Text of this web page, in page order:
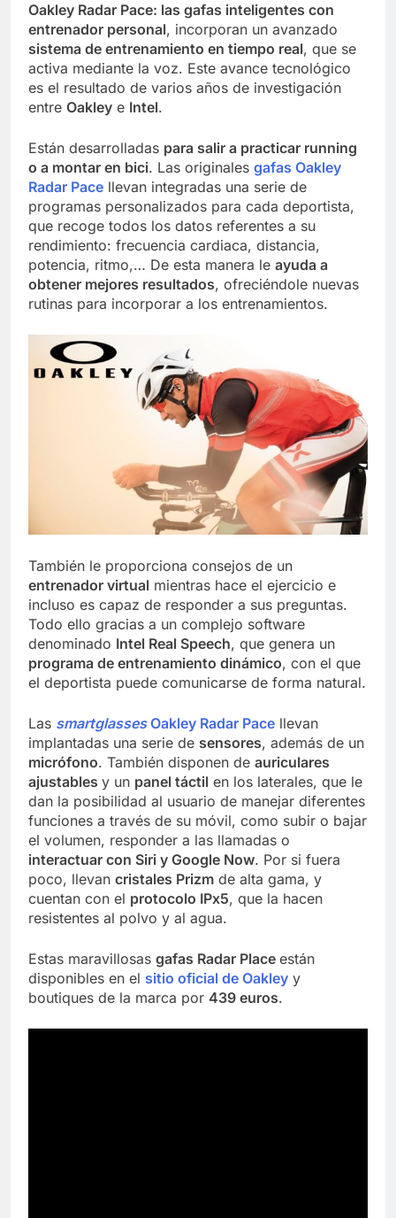
Oakley Radar Pace: las gafas inteligentes con
entrenador personal, incorporan un avanzado
sistema de entrenamiento en tiempo real, que se
activa mediante la voz. Este avance tecnológico
es el resultado de varios años de investigación
entre Oakley e Intel.
Están desarrolladas para salir a practicar running
o a montar en bici. Las originales gafas Oakley
Radar Pace llevan integradas una serie de
programas personalizados para cada deportista,
que recoge todos los datos referentes a su
rendimiento: frecuencia cardiaca, distancia,
potencia, ritmo,… De esta manera le ayuda a
obtener mejores resultados, ofreciéndole nuevas
rutinas para incorporar a los entrenamientos.
También le proporciona consejos de un
entrenador virtual mientras hace el ejercicio e
incluso es capaz de responder a sus preguntas.
Todo ello gracias a un complejo software
denominado Intel Real Speech, que genera un
programa de entrenamiento dinámico, con el que
el deportista puede comunicarse de forma natural.
Las smartglassesOakley Radar Pace llevan
implantadas una serie de sensores, además de un
micrófono. También disponen de auriculares
ajustables y un panel táctil en los laterales, que le
dan la posibilidad al usuario de manejar diferentes
funciones a través de su móvil, como subir o bajar
el volumen, responder a las llamadas o
interactuar con Siri y Google Now. Por si fuera
poco, llevan cristales Prizm de alta gama, y
cuentan con el protocolo IPx5, que la hacen
resistentes al polvo y al agua.
Estas maravillosas gafas Radar Place están
disponibles en el sitio oficial de Oakley y
boutiques de la marca por 439 euros.